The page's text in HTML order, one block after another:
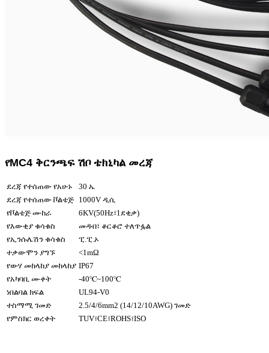
የMC4 ቅርንጫፍ ሽቦ ቴክኒካል መረጃ
ደረጃ የተሰጠው የአሁኑ
30 ኤ
ደረጃ የተሰጠው ቮልቴጅ 1000V ዲሲ
የቮልቴጅ ሙከራ
6KV(50Hz፣1ደቂቃ)
የእውቂያ ቁሳቁስ
መዳብ፣ ቆርቆሮ ተለጥፏል
የኢንሱሌሽን ቁሳቁስ
ፒ.ፒ.ኦ
ተቃውሞን ያግኙ
<1mΩ
የውሃ መከላከያ መከላከያ IP67
የአካባቢ ሙቀት
-40℃~100℃
ነበልባል ክፍል
UL94-V0
ተስማሚ ገመድ
2.5/4/6mm2 (14/12/10AWG) ገመድ
የምስክር ወረቀት
TUV፣CE፣ROHS፣ISO